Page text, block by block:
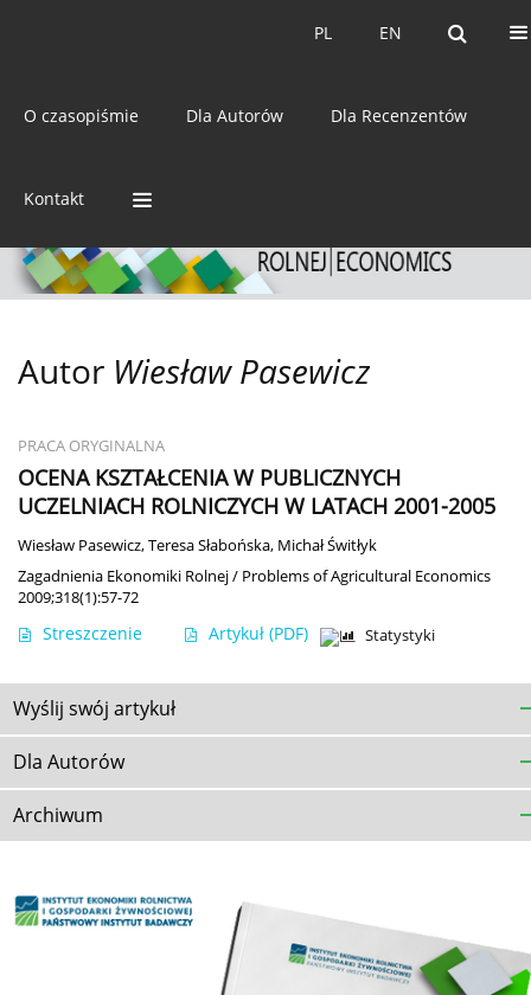
EN
PL EN
PL
O czasopiśmie Dla Autorów Dla Recenzentów
Kontakt
ISSN: 0044-1600
Autor Wiesław Pasewicz
PRACA ORYGINALNA
OCENA KSZTAŁCENIA W PUBLICZNYCH
UCZELNIACH ROLNICZYCH W LATACH 2001-2005
Wiesław Pasewicz,Teresa Słabońska, Michał Świtłyk
Zagadnienia Ekonomiki Rolnej / Problems of Agricultural Economics
2009;318(1):57-72
Streszczenie Artykuł (PDF) Statystyki
Wyślij swój artykuł
Dla Autorów
Archiwum